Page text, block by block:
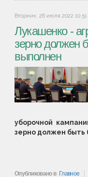
Вторник, 26 июля 2022 10:51
Лукашенко -
зерно должен
выполнен
уборочной
зерно должен быть
Опубликовано в Главное